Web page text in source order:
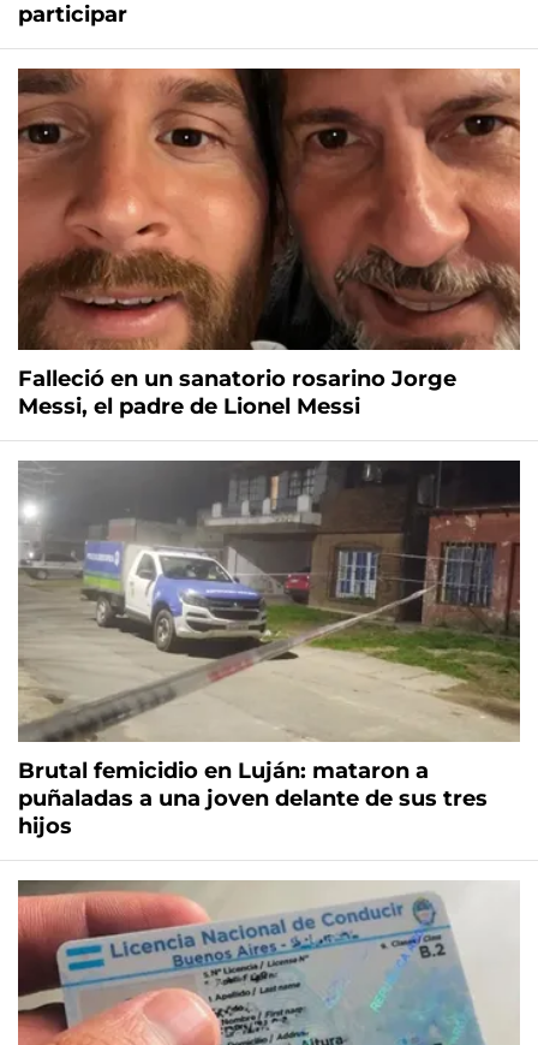
participar
Falleció en un sanatorio rosarino Jorge
Messi, el padre de Lionel Messi
Brutal femicidio en Luján: mataron a
puñaladas a una joven delante de sus tres
hijos